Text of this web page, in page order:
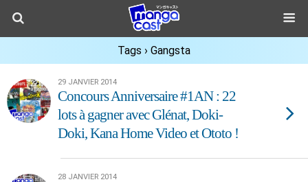
Tags › Gangsta
29 JANVIER 2014
Concours Anniversaire #1AN : 22
lots à gagner avec Glénat, Doki-
Doki, Kana Home Video et Ototo !
28 JANVIER 2014